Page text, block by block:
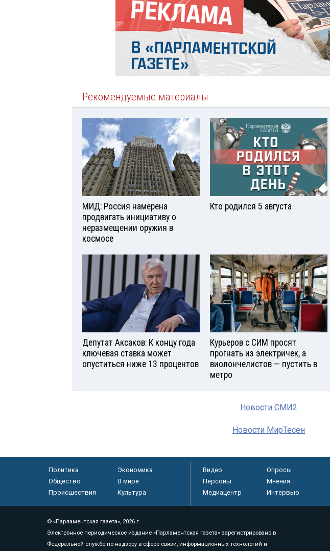
Рекомендуемые материалы
МИД: Россия намерена
продвигать инициативу о
неразмещении оружия в
космосе
Кто родился 5 августа
Депутат Аксаков: К концу года
ключевая ставка может
опуститься ниже 13 процентов
Курьеров с СИМ просят
прогнать из электричек, а
виолончелистов — пустить в
метро
Новости СМИ2
Новости МирТесен
Политика
Экономика
Общество
В мире
Происшествия
Культура
Видео Опросы
Персоны
Мнения
Медиацентр
Интервью
© «Парламентская газета», 2026 г.
Электронное периодическое издание «Парламентская газета» зарегистрировано в
Федеральной службе по надзору в сфере связи, информационных технологий и